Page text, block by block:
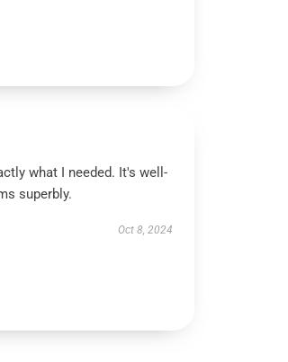
what I needed. It's well-
superbly.
Oct 8, 2024